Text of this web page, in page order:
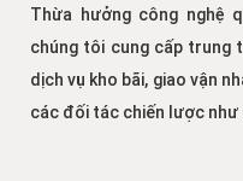
Thừa hưởng công nghệ
chúng tôi cung cấp trung
dịch vụ kho bãi, giao vận
các đối tác chiến lược như